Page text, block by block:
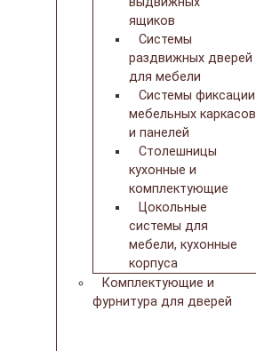
ящиков
Системы
раздвижных дверей
для мебели
Системы фиксации
мебельных каркасов
и панелей
Столешницы
кухонные и
комплектующие
Цокольные
системы для
мебели, кухонные
корпуса
Комплектующие и
фурнитура для дверей